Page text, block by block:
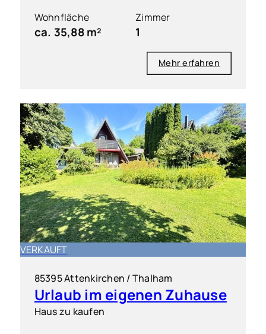
Wohnfläche
ca. 35,88 m²
Zimmer
1
Mehr erfahren
VERKAUFT
85395 Attenkirchen / Thalham
Urlaub im eigenen Zuhause
Haus zu kaufen